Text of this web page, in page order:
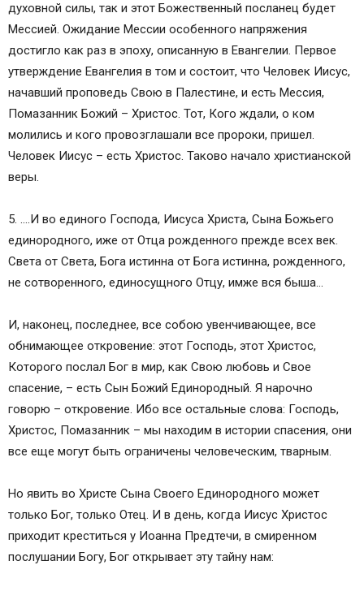
духовной силы, так и этот Божественный посланец будет
Мессией. Ожидание Мессии особенного напряжения
достигло как раз в эпоху, описанную в Евангелии. Первое
утверждение Евангелия в том и состоит, что Человек Иисус,
начавший проповедь Свою в Палестине, и есть Мессия,
Помазанник Божий – Христос. Тот, Кого ждали, о ком
молились и кого провозглашали все пророки, пришел.
Человек Иисус – есть Христос. Таково начало христианской
веры.
5. ….И во единого Господа, Иисуса Христа, Сына Божьего
единородного, иже от Отца рожденного прежде всех век.
Света от Света, Бога истинна от Бога истинна, рожденного,
не сотворенного, единосущного Отцу, имже вся быша…
И, наконец, последнее, все собою увенчивающее, все
обнимающее откровение: этот Господь, этот Христос,
Которого послал Бог в мир, как Свою любовь и Свое
спасение, – есть Сын Божий Единородный. Я нарочно
говорю – откровение. Ибо все остальные слова: Господь,
Христос, Помазанник – мы находим в истории спасения, они
все еще могут быть ограничены человеческим, тварным.
Но явить во Христе Сына Своего Единородного может
только Бог, только Отец. И в день, когда Иисус Христос
приходит креститься у Иоанна Предтечи, в смиренном
послушании Богу, Бог открывает эту тайну нам: